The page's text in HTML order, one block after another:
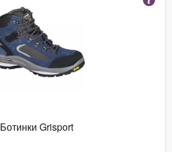
Ботинки Grisport